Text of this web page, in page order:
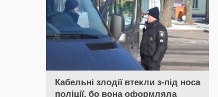
Кабельні злодії втекли з-під носа
поліції, бо вона оформляла